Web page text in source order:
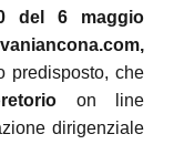
del 6 maggio
predisposto, che
on line
dirigenziale